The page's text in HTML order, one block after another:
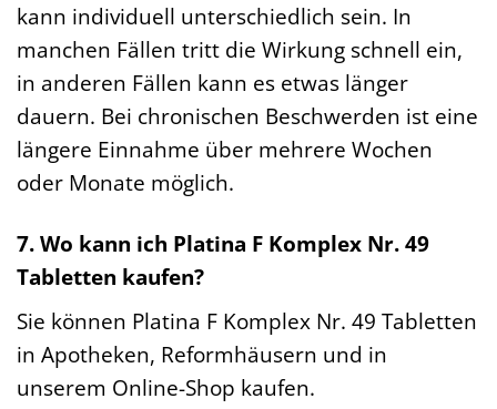
kann individuell unterschiedlich sein. In
manchen Fällen tritt die Wirkung schnell ein,
in anderen Fällen kann es etwas länger
dauern. Bei chronischen Beschwerden ist eine
längere Einnahme über mehrere Wochen
oder Monate möglich.
7. Wo kann ich Platina F Komplex Nr. 49
Tabletten kaufen?
Sie können Platina F Komplex Nr. 49 Tabletten
in Apotheken, Reformhäusern und in
unserem Online-Shop kaufen.